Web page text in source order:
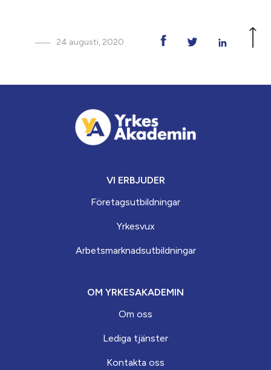
24 augusti, 2020
VI ERBJUDER
Företagsutbildningar
Yrkesvux
Arbets­marknads­­utbildningar
OM YRKESAKADEMIN
Om oss
Lediga tjänster
Kontakta oss